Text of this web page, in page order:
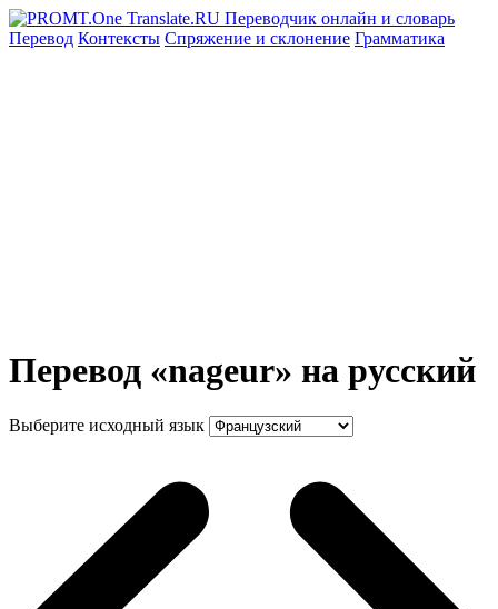
Перевод Контексты Спряжение и склонение Грамматика
Перевод «nageur» на русский
Выберите исходный язык